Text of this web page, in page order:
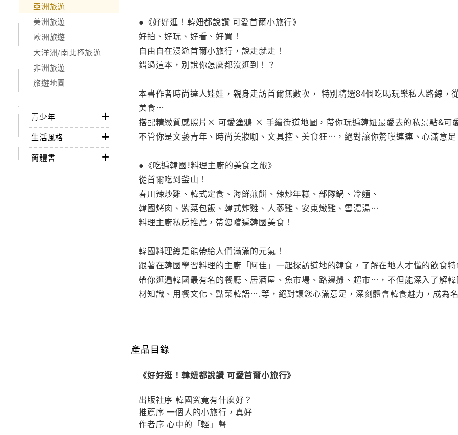
亞洲旅遊
美洲旅遊
歐洲旅遊
大洋洲/南北極旅遊
非洲旅遊
旅遊地圖
青少年
生活風格
簡體書
●《好好逛！韓妞都說讚 可愛首爾小旅行》
好拍、好玩、好看、好買！
自由自在漫遊首爾小旅行，說走就走！
錯過這本，別說你怎麼都沒逛到！？
本書作者時尚達人娃娃，親身走訪首爾無數次， 特別精選84個吃喝玩樂私人路線
美食…
搭配精緻質感照片× 可愛塗鴉 × 手繪街道地圖，帶你玩遍韓妞最愛去的私景點&可
不管你是文藝青年、時尚美妝咖、文具控、美食狂…，絕對讓你驚嘆連連、心滿意
●《吃遍韓國!料理主廚的美食之旅》
從首爾吃到釜山！
春川辣炒雞、韓式定食、海鮮煎餅、辣炒年糕、部隊鍋、冷麵、
韓國烤肉、紫菜包飯、韓式炸雞、人蔘雞、安東燉雞、雪濃湯…
料理主廚私房推薦，帶您嚐遍韓國美食！
韓國料理總是能帶給人們滿滿的元氣！
跟著在韓國學習料理的主廚「阿佳」一起探訪道地的韓食，了解在地人才懂的飲食
帶你逛遍韓國最有名的餐廳、居酒屋、魚市場、路邊攤、超市…，不但能深入了解
材知識、用餐文化、點菜韓語….等，絕對讓您心滿意足，深刻體會韓食魅力，成為
產品目錄
《好好逛！韓妞都說讚 可愛首爾小旅行》
出版社序 韓國究竟有什麼好？
推薦序 一個人的小旅行，真好
作者序 心中的「輕」聲